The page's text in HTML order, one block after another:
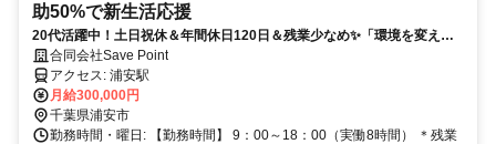
助50%で新生活応援
20代活躍中！土日祝休＆年間休日120日＆残業少なめ✨「環境を変えた
い」を応援！充実研修からstart♪
合同会社Save Point
アクセス: 浦安駅
月給300,000円
千葉県浦安市
勤務時間・曜日: 【勤務時間】 9：00～18：00（実働8時間） ＊残業